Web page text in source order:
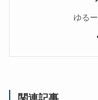
ゆる
関連記事